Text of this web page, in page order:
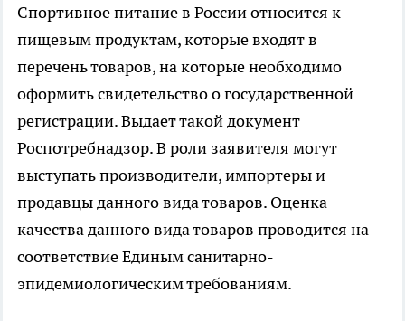
Спортивное питание в России относится к
пищевым продуктам, которые входят в
перечень товаров, на которые необходимо
оформить свидетельство о государственной
регистрации. Выдает такой документ
Роспотребнадзор. В роли заявителя могут
выступать производители, импортеры и
продавцы данного вида товаров. Оценка
качества данного вида товаров проводится на
соответствие Единым санитарно-
эпидемиологическим требованиям.